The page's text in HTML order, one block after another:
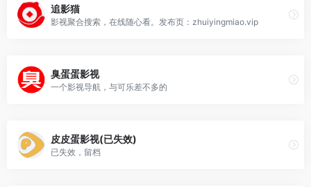
追影猫
影视聚合搜索，在线随心看。发布页：zhuiyingmiao.vip
臭蛋蛋影视
一个影视导航，与可乐差不多的
皮皮蛋影视(已失效)
已失效，留档